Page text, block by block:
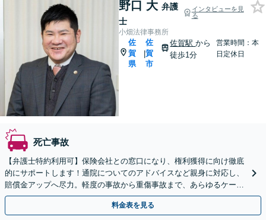
野口 大 弁護
士
インタビューを見
る
小畑法律事務所
佐
賀
県
|
佐
賀
市
佐賀駅から
徒歩1分
営業時間：本
日定休日
死亡事故
【弁護士特約利用可】保険会社との窓口になり、権利獲得に向け徹底
的にサポートします！通院についてのアドバイスなど親身に対応し、
賠償金アップへ尽力。軽度の事故から重傷事故まで、あらゆるケース
に精通【初回相談無料】【佐賀駅1分】
料金表を見る